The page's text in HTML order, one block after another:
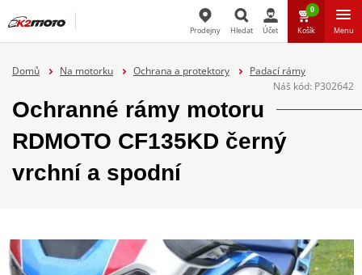
Hledat
Prodejny Hledat Účet
0
Košík Menu
Domů Na motorku Ochrana a protektory
Padací rámy
Náš kód: P302642
Ochranné rámy motoru
RDMOTO CF135KD černý
vrchní a spodní